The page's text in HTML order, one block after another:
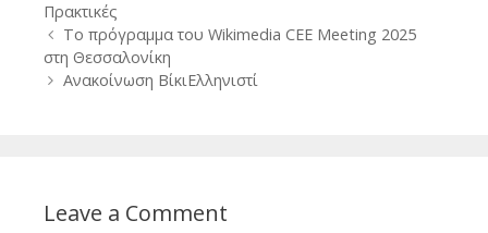
Πρακτικές
Post
navigation
Το πρόγραμμα του Wikimedia CEE Meeting 2025
στη Θεσσαλονίκη
Ανακοίνωση ΒίκιΕλληνιστί
Leave a Comment